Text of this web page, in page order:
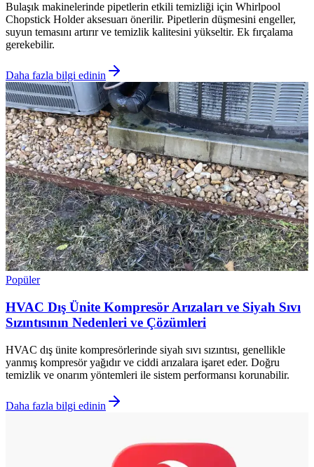
Bulaşık makinelerinde pipetlerin etkili temizliği için Whirlpool
Chopstick Holder aksesuarı önerilir. Pipetlerin düşmesini engeller,
suyun temasını artırır ve temizlik kalitesini yükseltir. Ek fırçalama
gerekebilir.
Daha fazla bilgi edinin
Popüler
HVAC Dış Ünite Kompresör Arızaları ve Siyah Sıvı
Sızıntısının Nedenleri ve Çözümleri
HVAC dış ünite kompresörlerinde siyah sıvı sızıntısı, genellikle
yanmış kompresör yağıdır ve ciddi arızalara işaret eder. Doğru
temizlik ve onarım yöntemleri ile sistem performansı korunabilir.
Daha fazla bilgi edinin